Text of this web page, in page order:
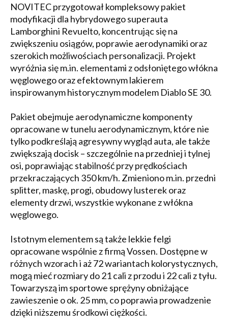
NOVITEC przygotował kompleksowy pakiet
modyfikacji dla hybrydowego superauta
Lamborghini Revuelto, koncentrując się na
zwiększeniu osiągów, poprawie aerodynamiki oraz
szerokich możliwościach personalizacji. Projekt
wyróżnia się m.in. elementami z odsłoniętego włókna
węglowego oraz efektownym lakierem
inspirowanym historycznym modelem Diablo SE 30.
Pakiet obejmuje aerodynamiczne komponenty
opracowane w tunelu aerodynamicznym, które nie
tylko podkreślają agresywny wygląd auta, ale także
zwiększają docisk – szczególnie na przedniej i tylnej
osi, poprawiając stabilność przy prędkościach
przekraczających 350 km/h. Zmieniono m.in. przedni
splitter, maskę, progi, obudowy lusterek oraz
elementy drzwi, wszystkie wykonane z włókna
węglowego.
Istotnym elementem są także lekkie felgi
opracowane wspólnie z firmą Vossen. Dostępne w
różnych wzorach i aż 72 wariantach kolorystycznych,
mogą mieć rozmiary do 21 cali z przodu i 22 cali z tyłu.
Towarzyszą im sportowe sprężyny obniżające
zawieszenie o ok. 25 mm, co poprawia prowadzenie
dzięki niższemu środkowi ciężkości.